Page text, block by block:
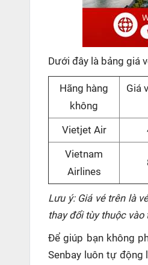
Dưới đây là bảng giá
Hãng hàng
không
Giá
Vietjet Air
Vietnam
Airlines
Lưu ý: Giá vé trên là
thay đổi tùy thuộc
Để giúp bạn không
Senbay luôn tự động